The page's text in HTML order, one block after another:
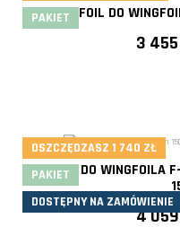
FOIL DO
3
PAKIET
FOIL DO WINGFOILA
4
OSZCZĘDZASZ 1 740 ZŁ
PAKIET
DOSTĘPNY NA ZAMÓWIENIE